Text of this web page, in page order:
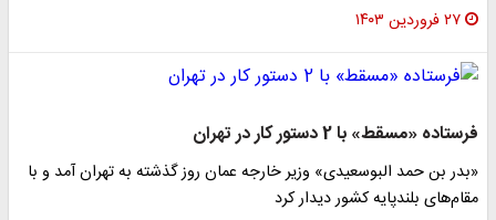
۲۷ فروردین ۱۴۰۳
فرستاده «مسقط» با 2 دستور کار در تهران
«بدر بن حمد البوسعیدی» وزیر خارجه عمان روز گذشته به تهران آمد و با
مقام‌های بلندپایه کشور دیدار کرد